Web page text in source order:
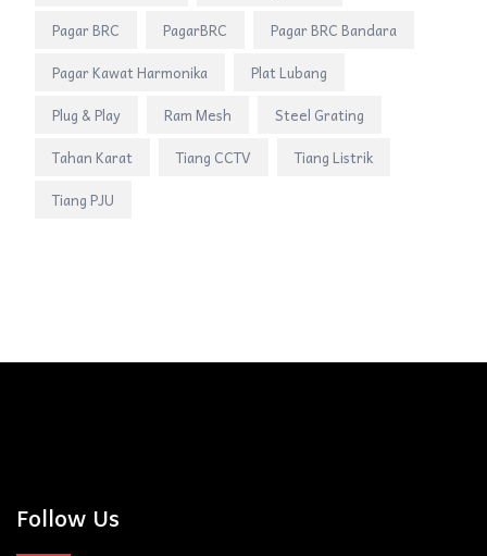
Pagar BRC
PagarBRC
Pagar BRC Bandara
Pagar Kawat Harmonika
Plat Lubang
Plug & Play
Ram Mesh
Steel Grating
Tahan Karat
Tiang CCTV
Tiang Listrik
Tiang PJU
Follow Us